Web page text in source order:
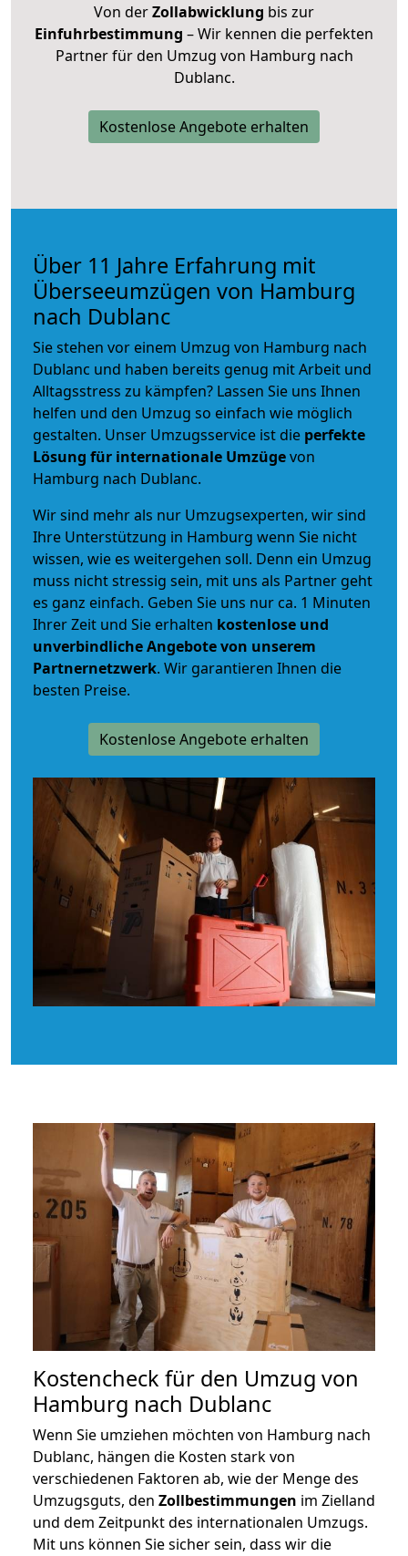
Von derZollabwicklung bis zur
Einfuhrbestimmung – Wir kennen die perfekten
Partner für den Umzug von Hamburg nach
Dublanc.
Kostenlose Angebote erhalten
Über 11 Jahre Erfahrung mit
Überseeumzügen von Hamburg
nach Dublanc
Sie stehen vor einem Umzug von Hamburg nach
Dublanc und haben bereits genug mit Arbeit und
Alltagsstress zu kämpfen? Lassen Sie uns Ihnen
helfen und den Umzug so einfach wie möglich
gestalten. Unser Umzugsservice ist die perfekte
Lösung für internationale Umzügevon
Hamburg nach Dublanc.
Wir sind mehr als nur Umzugsexperten, wir sind
Ihre Unterstützung in Hamburg wenn Sie nicht
wissen, wie es weitergehen soll. Denn ein Umzug
muss nicht stressig sein, mit uns als Partner geht
es ganz einfach. Geben Sie uns nur ca. 1 Minuten
Ihrer Zeit und Sie erhalten kostenlose und
unverbindlicheAngebote von unserem
Partnernetzwerk. Wir garantieren Ihnen die
besten Preise.
Kostenlose Angebote erhalten
Kostencheck für den Umzug von
Hamburg nach Dublanc
Wenn Sie umziehen möchten von Hamburg nach
Dublanc, hängen die Kosten stark von
verschiedenen Faktoren ab, wie der Menge des
Umzugsguts, den Zollbestimmungen im Zielland
und dem Zeitpunkt des internationalen Umzugs.
Mit uns können Sie sicher sein, dass wir die